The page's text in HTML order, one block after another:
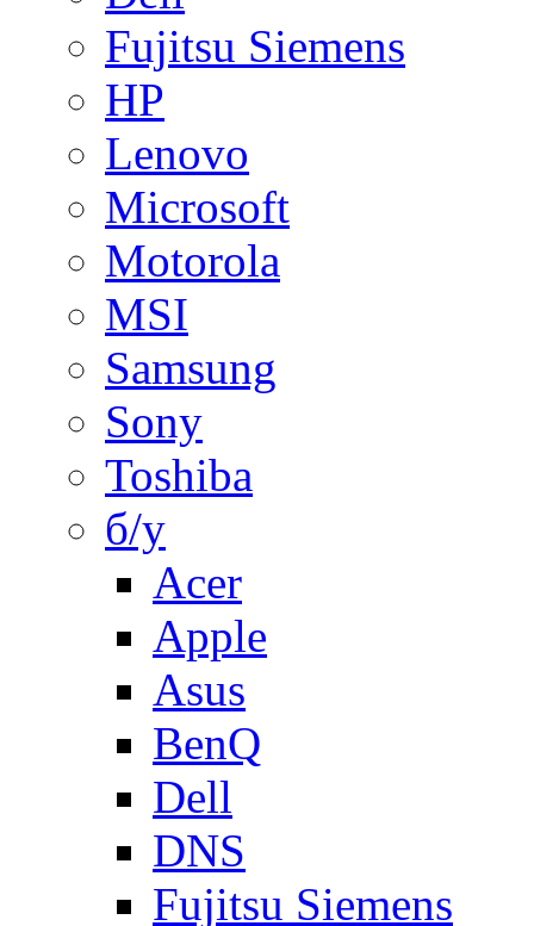
Fujitsu Siemens
HP
Lenovo
Microsoft
Motorola
MSI
Samsung
Sony
Toshiba
б/у
Acer
Apple
Asus
BenQ
Dell
DNS
Fujitsu Siemens